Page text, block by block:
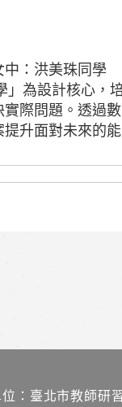
中：洪美珠同學
」為設計核心，
實際問題。透過
升面對未來的能
：臺北市教師